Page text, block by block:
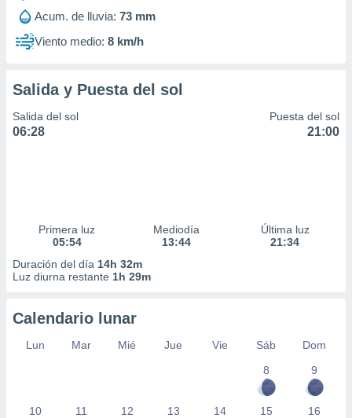
Acum. de lluvia: 73 mm
Viento medio: 8 km/h
Salida y Puesta del sol
Salida del sol
06:28
Puesta del sol
21:00
Primera luz
05:54
Mediodía
13:44
Última luz
21:34
Duración del día 14h 32m
Luz diurna restante 1h 29m
Calendario lunar
Lun Mar Mié Jue Vie Sáb
Dom
8
9
10 11 12 13 14 15 16